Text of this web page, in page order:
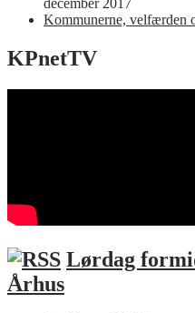
december 2017
Kommunerne, velfærden
KPnetTV
Lørdag
Århus